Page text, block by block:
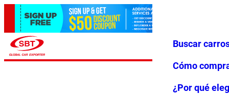
Favoritos Menú
Buscar
Cómo
¿Por qué